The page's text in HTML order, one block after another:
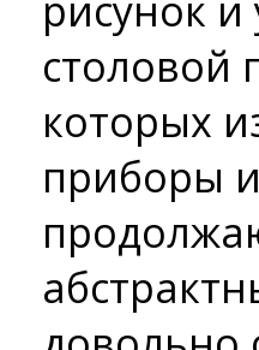
столовой
которых
приборы